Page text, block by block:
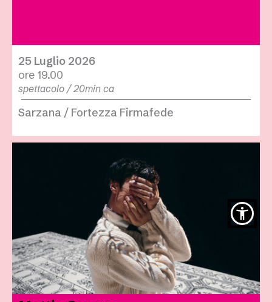
25 Luglio 2026
ore 19.00
spettacolo / 20min ca
Sarzana / Fortezza Firmafede